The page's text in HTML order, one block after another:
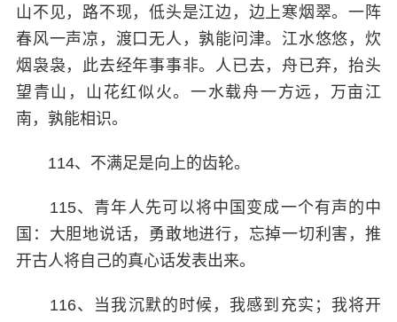
山不见，路不现，低头是江边，边上寒烟翠。一阵
春风一声凉，渡口无人，孰能问津。江水悠悠，炊
烟袅袅，此去经年事事非。人已去，舟已弃，抬头
望青山，山花红似火。一水载舟一方远，万亩江
南，孰能相识。
114、不满足是向上的齿轮。
115、青年人先可以将中国变成一个有声的中
国：大胆地说话，勇敢地进行，忘掉一切利害，推
开古人将自己的真心话发表出来。
116、当我沉默的时候，我感到充实；我将开